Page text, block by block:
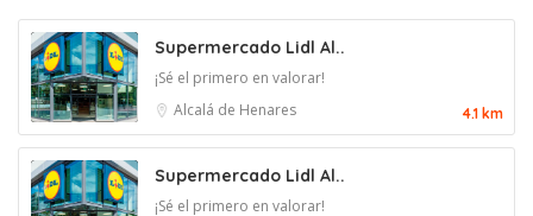
Supermercado Lidl Al..
¡Sé el primero en valorar!
Alcalá de Henares
4.1 km
Supermercado Lidl Al..
¡Sé el primero en valorar!